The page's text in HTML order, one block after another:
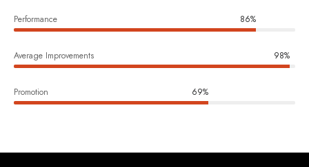
Performance 86%
Average Improvements 98%
Promotion 69%